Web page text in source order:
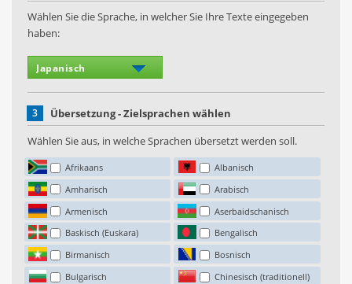
Wählen Sie die Sprache, in welcher Sie Ihre Texte eingegeben
haben:
3
Übersetzung - Zielsprachen wählen
Wählen Sie aus, in welche Sprachen übersetzt werden soll.
Afrikaans
Albanisch
Amharisch
Arabisch
Armenisch
Aserbaidschanisch
Baskisch (Euskara)
Bengalisch
Birmanisch
Bosnisch
Bulgarisch
Chinesisch (traditionell)